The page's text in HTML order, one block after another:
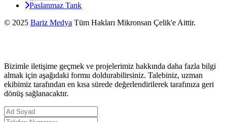
Paslanmaz Tank
© 2025 Bariz Medya Tüm Hakları Mikronsan Çelik'e Aittir.
Bizimle iletişime geçmek ve projelerimiz hakkında daha fazla bilgi
almak için aşağıdaki formu doldurabilirsiniz. Talebiniz, uzman
ekibimiz tarafından en kısa sürede değerlendirilerek tarafınıza geri
dönüş sağlanacaktır.